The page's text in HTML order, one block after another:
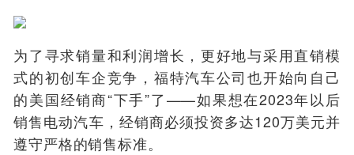
为了寻求销量和利润增长，更好地与采用直销模
式的初创车企竞争，福特汽车公司也开始向自己
的美国经销商“下手”了——如果想在2023年以后
销售电动汽车，经销商必须投资多达120万美元并
遵守严格的销售标准。